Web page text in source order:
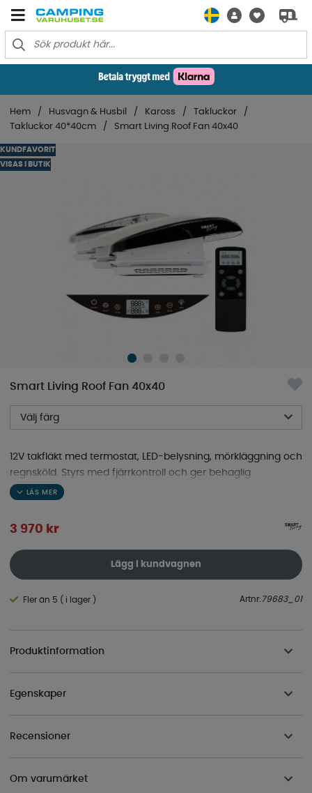
Hem Husvagn & Husbil Kaross
Takluckor
Takluckor 40*40cm
Smart Living Roof Fan 40x40
KUNDFAVORIT
VISAS I BUTIK
Smart Living Roof Fan 40x40
Välj färg
12V takfläkt med termostat, LED-belysning, mörkläggning och
regnsköld. Styrs med fjärrkontroll och ger behaglig
ventilation i husbil, husvagn eller van!
3 970 kr
Lägg i kundvagnen
Fler än 5 ( i lager ) Artnr: 79683_01
Produktinformation
Egenskaper
Recensioner
Om varumärket